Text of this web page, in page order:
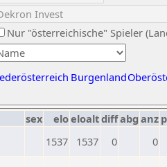
Nur "österreichische" Spieler
Burgenland
sex eloeloaltdiffabg anz
1537 1537 0 0